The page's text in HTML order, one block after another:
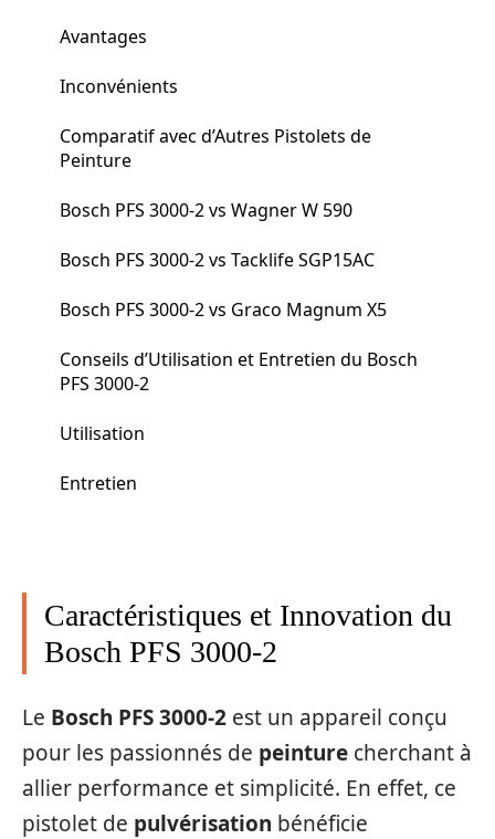
Avantages
Inconvénients
Comparatif avec d’Autres Pistolets de
Peinture
Bosch PFS 3000-2 vs Wagner W 590
Bosch PFS 3000-2 vs Tacklife SGP15AC
Bosch PFS 3000-2 vs Graco Magnum X5
Conseils d’Utilisation et Entretien du Bosch
PFS 3000-2
Utilisation
Entretien
Caractéristiques et Innovation du
Bosch PFS 3000-2
Le Bosch PFS 3000-2 est un appareil conçu
pour les passionnés de peinture cherchant à
allier performance et simplicité. En effet, ce
pistolet de pulvérisation bénéficie